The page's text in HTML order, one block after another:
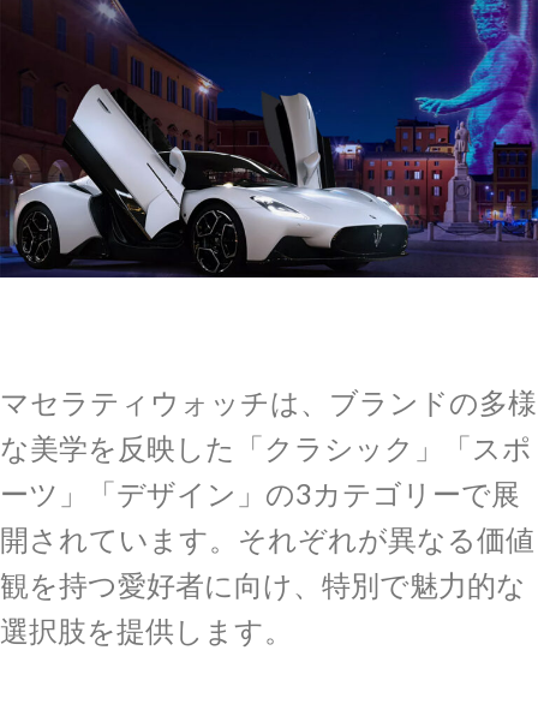
マセラティウォッチは、ブランドの多様
な美学を反映した「クラシック」「スポ
ーツ」「デザイン」の3カテゴリーで展
開されています。それぞれが異なる価値
観を持つ愛好者に向け、特別で魅力的な
選択肢を提供します。